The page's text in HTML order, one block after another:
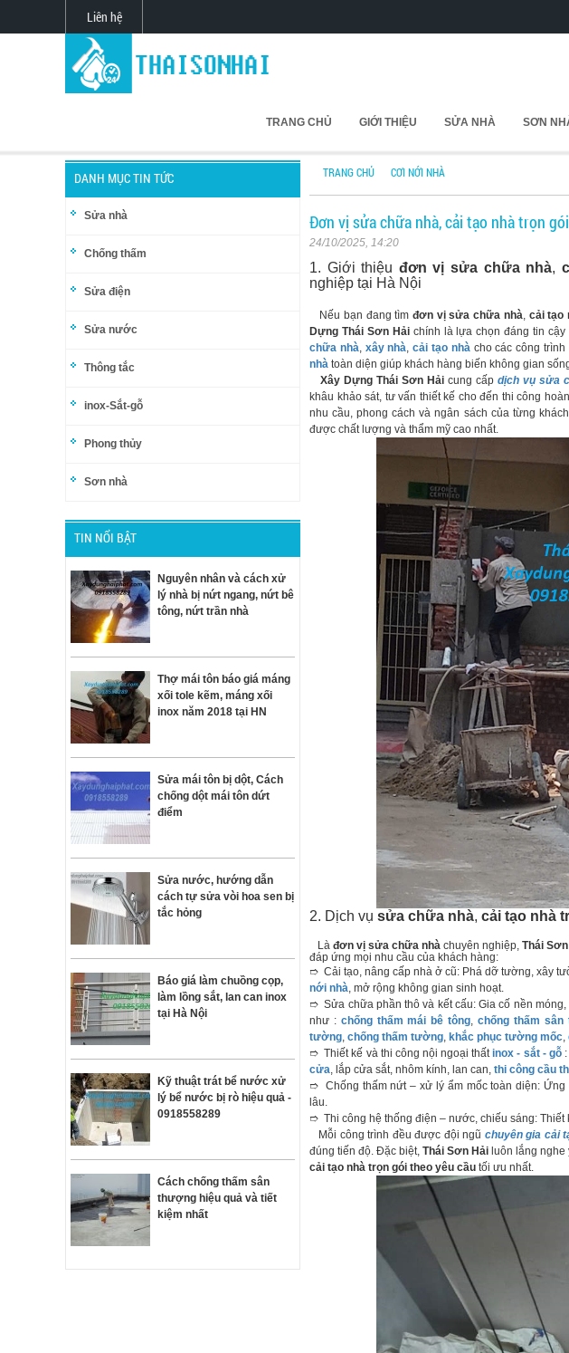
Liên hệ
TRANG CHỦ GIỚI THIỆU SỬA NHÀ SƠN
DANH MỤC TIN TỨC
Sửa nhà
Chống thấm
Sửa điện
Sửa nước
Thông tắc
inox-Sắt-gỗ
Phong thủy
Sơn nhà
TIN NỔI BẬT
Nguyên nhân và cách xử
lý nhà bị nứt ngang, nứt bê
tông, nứt trần nhà
Thợ mái tôn báo giá máng
xối tole kẽm, máng xối
inox năm 2018 tại HN
Sửa mái tôn bị dột, Cách
chống dột mái tôn dứt
điểm
Sửa nước, hướng dẫn
cách tự sửa vòi hoa sen bị
tắc hỏng
Báo giá làm chuồng cọp,
làm lồng sắt, lan can inox
tại Hà Nội
Kỹ thuật trát bể nước xử
lý bể nước bị rò hiệu quả -
0918558289
Cách chống thấm sân
thượng hiệu quả và tiết
kiệm nhất
TRANG CHỦ CƠI NỚI NHÀ
Đơn vị sửa chữa nhà, cải tạo nhà trọn
24/10/2025, 14:20
1. Giới thiệu đơn vị sửa chữa nhà,
nghiệp tại Hà Nội
Nếu bạn đang tìm đơn vị sửa chữa nhà, cải tạo
Dựng Thái Sơn Hảichính là lựa chọn đáng tin
chữa nhà, xây nhà,cải tạo nhàcho các công trình
nhà toàn diện giúp khách hàng biến không gian
Xây Dựng Thái Sơn Hảicung cấp dịch vụ sửa
khâu khảo sát, tư vấn thiết kế cho đến thi công
nhu cầu, phong cách và ngân sách của từng
được chất lượng và thẩm mỹ cao nhất.
2. Dịch vụ sửa chữa nhà, cải tạo nhà
Là đơn vị sửa chữa nhà chuyên nghiệp, Thái
đáp ứng mọi nhu cầu của khách hàng:
➱ Cải tạo, nâng cấp nhà ở cũ: Phá dỡ tường, xây
nới nhà, mở rộng không gian sinh hoạt.
➱ Sửa chữa phần thô và kết cấu: Gia cố nền
như : chống thấm mái bê tông,chống thấm sân
tường, chống thấm tường, khắc phục tường mốc,
➱ Thiết kế và thi công nội ngoại thấtinox - sắt - gỗ:
cửa, lắp cửa sắt, nhôm kính, lan can, thi công cầu
➱ Chống thấm nứt – xử lý ẩm mốc toàn diện: Ứng
lâu.
➱ Thi công hệ thống điện – nước, chiếu sáng: Thiết
Mỗi công trình đều được đội ngũ chuyên gia cải
đúng tiến độ. Đặc biệt,Thái Sơn Hải luôn lắng nghe
cải tạo nhà trọn gói theo yêu cầu tối ưu nhất.